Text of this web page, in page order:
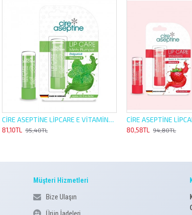
CİRE ASEPTİNE LİPCARE E VİTAMİNLİ 4,5G NANE DOLGUNLUK HİSSİ VEREN NEMLENDİRİCİ
81,10TL 95,40TL 80,58TL 94,80TL
Müşteri Hizmetleri
Bize Ulaşın